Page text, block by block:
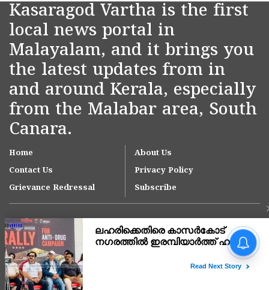
Kasaragod Vartha is the first
local news portal in
Malayalam, and it brings you
the latest updates from in
and around Kerala, especially
from the Malabar area, South
Canara.
Home
About Us
Contact Us
Privacy Policy
Grievance Redressal
Subscribe
Copyright © 2007-
നീലേശ്വരം നഗരസഭയിലെ
ആനച്ചാൽ-ഉച്ചൂളിക്കുതിർ
പരിഹരിക്കാൻ ഇടപെടൽ;